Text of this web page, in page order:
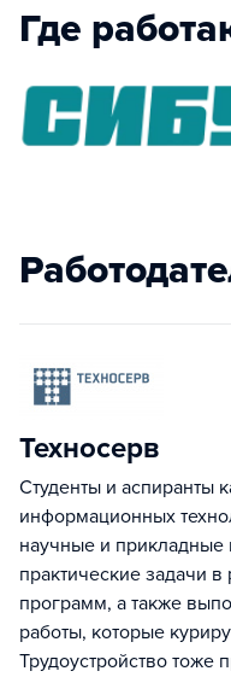
Где
Техносерв
Студенты и аспиранты
информационных
научные и
практические задачи
программ, а также
работы, которые
Трудоустройство тоже